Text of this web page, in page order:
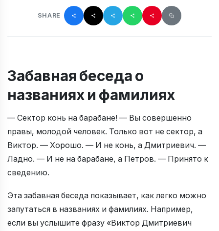
SHARE
Забавная беседа о
названиях и фамилиях
— Сектор конь на барабане! — Вы совершенно
правы, молодой человек. Только вот не сектор, а
Виктор. — Хорошо. — И не конь, а Дмитриевич. —
Ладно. — И не на барабане, а Петров. — Принято к
сведению.
Эта забавная беседа показывает, как легко можно
запутаться в названиях и фамилиях. Например,
если вы услышите фразу «Виктор Дмитриевич